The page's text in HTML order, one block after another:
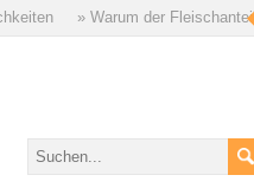
der Fleischanteil im Katzenfutter